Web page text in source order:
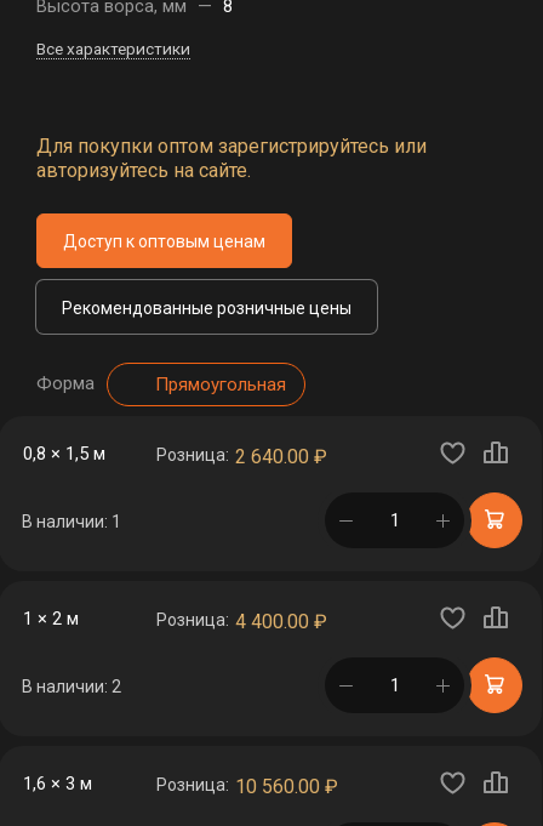
Высота ворса, мм
— 8
Все характеристики
Для покупки оптом зарегистрируйтесь или
авторизуйтесь на сайте.
Доступ к оптовым ценам
Рекомендованные розничные цены
Форма Прямоугольная
0,8 × 1,5 м Розница: 2 640.00 ₽
В наличии: 1 в корзине
1 × 2 м Розница: 4 400.00 ₽
В наличии: 2 в корзине
1,6 × 3 м Розница: 10 560.00 ₽